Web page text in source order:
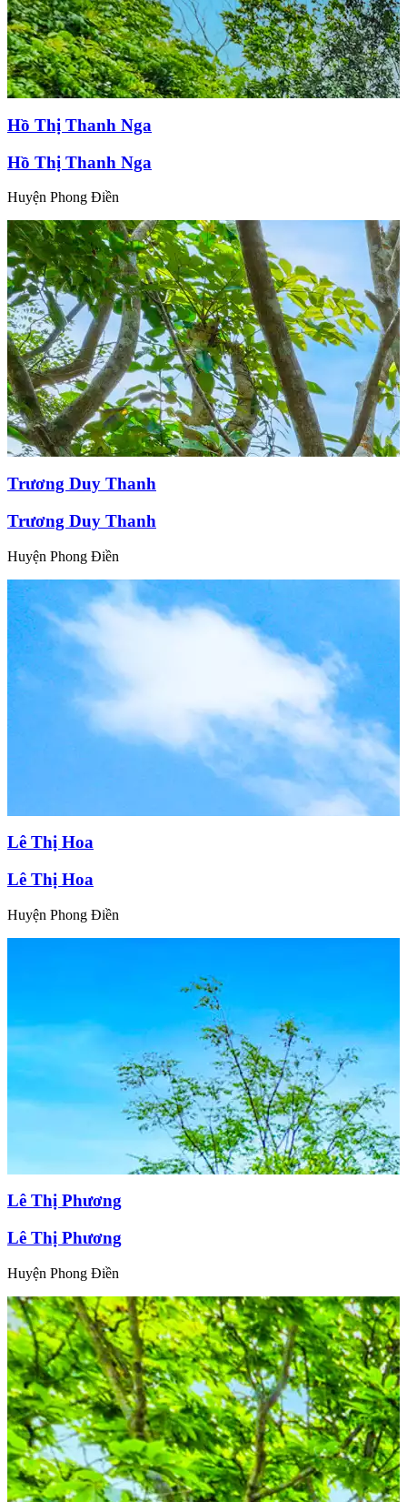
Hồ Thị Thanh Nga
Hồ Thị Thanh Nga
Huyện Phong Điền
Trương Duy Thanh
Trương Duy Thanh
Huyện Phong Điền
Lê Thị Hoa
Lê Thị Hoa
Huyện Phong Điền
Lê Thị Phương
Lê Thị Phương
Huyện Phong Điền